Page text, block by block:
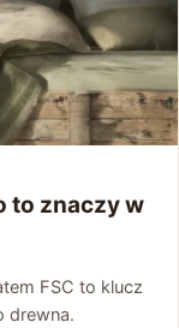
to znaczy w
FSC to klucz
drewna.